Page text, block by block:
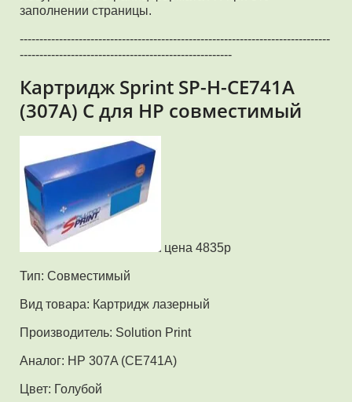
заполнении страницы.
-------------------------------------------------------------------------------
------------------------------------------------------
Картридж Sprint SP-H-CE741A
(307A) C для HP совместимый
цена 4835р
Тип: Совместимый
Вид товара: Картридж лазерный
Производитель: Solution Print
Аналог: HP 307A (CE741A)
Цвет: Голубой